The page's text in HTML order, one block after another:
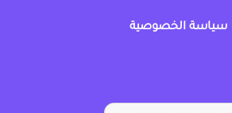
سياسة الخصوصية